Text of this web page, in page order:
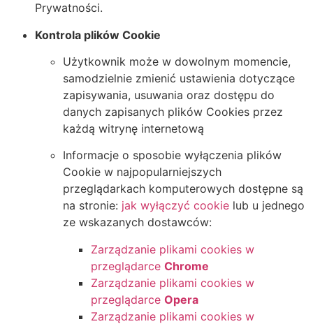
Prywatności.
Kontrola plików Cookie
Użytkownik może w dowolnym momencie,
samodzielnie zmienić ustawienia dotyczące
zapisywania, usuwania oraz dostępu do
danych zapisanych plików Cookies przez
każdą witrynę internetową
Informacje o sposobie wyłączenia plików
Cookie w najpopularniejszych
przeglądarkach komputerowych dostępne są
na stronie: jak wyłączyć cookie lub u jednego
ze wskazanych dostawców:
Zarządzanie plikami cookies w
przeglądarce Chrome
Zarządzanie plikami cookies w
przeglądarce Opera
Zarządzanie plikami cookies w